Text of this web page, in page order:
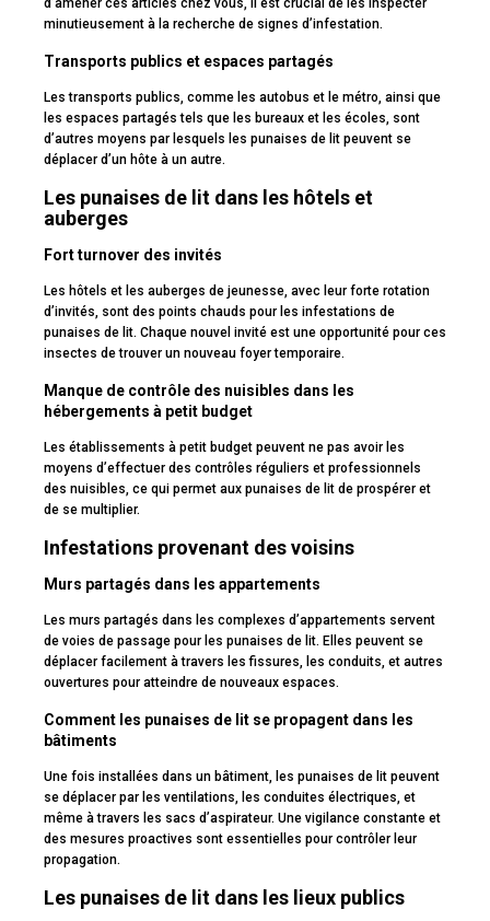
minutieusement à la recherche de signes d’infestation.
Transports publics et espaces partagés
Les transports publics, comme les autobus et le métro, ainsi que
les espaces partagés tels que les bureaux et les écoles, sont
d’autres moyens par lesquels les punaises de lit peuvent se
déplacer d’un hôte à un autre.
Les punaises de lit dans les hôtels et
auberges
Fort turnover des invités
Les hôtels et les auberges de jeunesse, avec leur forte rotation
d’invités, sont des points chauds pour les infestations de
punaises de lit. Chaque nouvel invité est une opportunité pour ces
insectes de trouver un nouveau foyer temporaire.
Manque de contrôle des nuisibles dans les
hébergements à petit budget
Les établissements à petit budget peuvent ne pas avoir les
moyens d’effectuer des contrôles réguliers et professionnels
des nuisibles, ce qui permet aux punaises de lit de prospérer et
de se multiplier.
Infestations provenant des voisins
Murs partagés dans les appartements
Les murs partagés dans les complexes d’appartements servent
de voies de passage pour les punaises de lit. Elles peuvent se
déplacer facilement à travers les fissures, les conduits, et autres
ouvertures pour atteindre de nouveaux espaces.
Comment les punaises de lit se propagent dans les
bâtiments
Une fois installées dans un bâtiment, les punaises de lit peuvent
se déplacer par les ventilations, les conduites électriques, et
même à travers les sacs d’aspirateur. Une vigilance constante et
des mesures proactives sont essentielles pour contrôler leur
propagation.
Les punaises de lit dans les lieux publics